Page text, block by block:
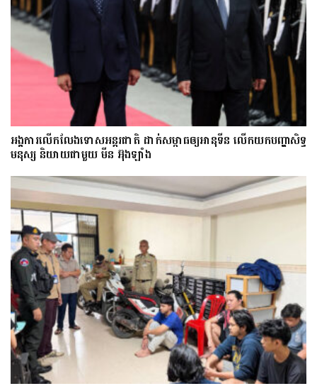
អង្គការលើកលែងទោសអន្តរជាតិ ដាក់សម្ពាធឲ្យអានុទីន លើកយកបញ្ហាសិទ្ធ
មនុស្ស និយាយជាមួយ មីន អ៊ុងឡាំង